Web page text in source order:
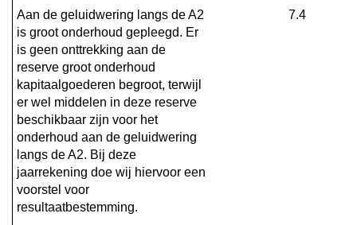
Aan de geluidwering langs de A2
is groot onderhoud gepleegd. Er
is geen onttrekking aan de
reserve groot onderhoud
kapitaalgoederen begroot, terwijl
er wel middelen in deze reserve
beschikbaar zijn voor het
onderhoud aan de geluidwering
langs de A2. Bij deze
jaarrekening doe wij hiervoor een
voorstel voor
resultaatbestemming.
7.4